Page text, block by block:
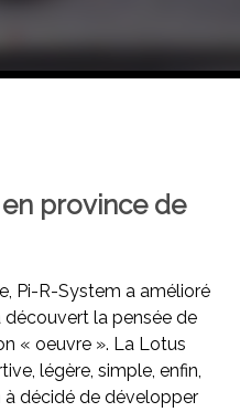
province de
Pi-R-System a amélioré
la pensée de
« oeuvre ». La Lotus
légère, simple, enfin,
décidé de développer